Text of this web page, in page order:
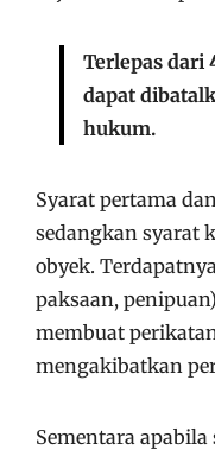
Terlepas dari
dapat
hukum.
Syarat pertama
sedangkan syarat
obyek.
paksaan,
membuat
mengakibatkan
Sementara